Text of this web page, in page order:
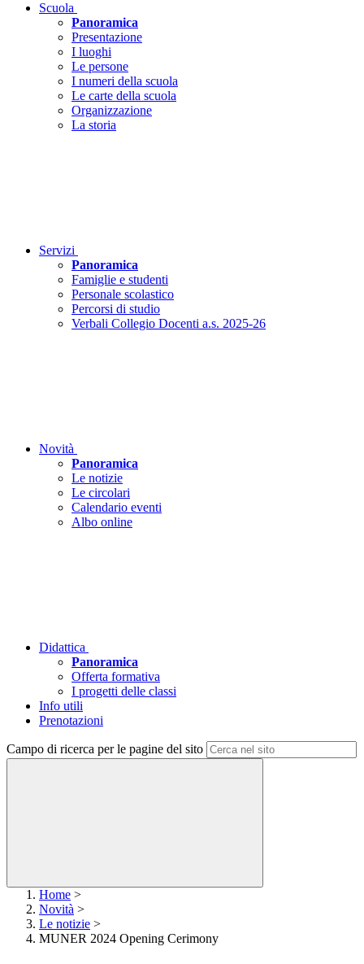
Scuola
Panoramica
Presentazione
I luoghi
Le persone
I numeri della scuola
Le carte della scuola
Organizzazione
La storia
Servizi
Panoramica
Famiglie e studenti
Personale scolastico
Percorsi di studio
Verbali Collegio Docenti a.s. 2025-26
Novità
Panoramica
Le notizie
Le circolari
Calendario eventi
Albo online
Didattica
Panoramica
Offerta formativa
I progetti delle classi
Info utili
Prenotazioni
Campo di ricerca per le pagine del sito
Home >
Novità >
Le notizie >
MUNER 2024 Opening Cerimony